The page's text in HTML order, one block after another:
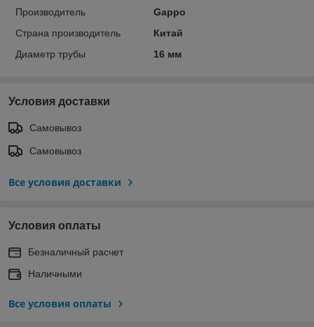
Производитель
Gappo
Страна производитель
Китай
Диаметр трубы
16 мм
Условия доставки
Самовывоз
Самовывоз
Все условия доставки
Условия оплаты
Безналичный расчет
Наличными
Все условия оплаты